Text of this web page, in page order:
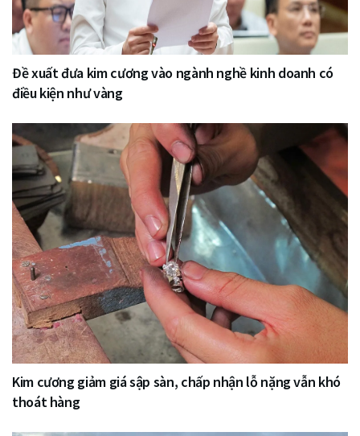
Đề xuất đưa kim cương vào ngành nghề kinh doanh có
điều kiện như vàng
Kim cương giảm giá sập sàn, chấp nhận lỗ nặng vẫn khó
thoát hàng